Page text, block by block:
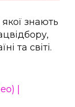
якої знають
та світі.
|